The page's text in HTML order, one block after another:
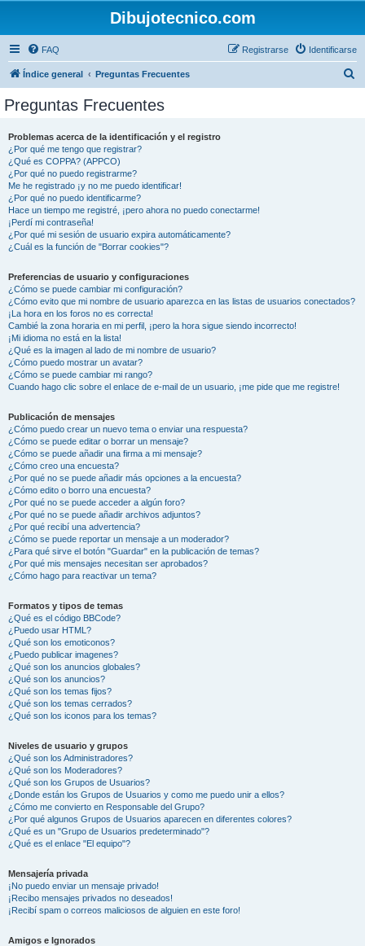
Dibujotecnico.com
FAQ Identificarse
Registrarse
Índice general Preguntas Frecuentes
Preguntas Frecuentes
Problemas acerca de la identificación y el registro
¿Por qué me tengo que registrar?
¿Qué es COPPA? (APPCO)
¿Por qué no puedo registrarme?
Me he registrado ¡y no me puedo identificar!
¿Por qué no puedo identificarme?
Hace un tiempo me registré, ¡pero ahora no puedo conectarme!
¡Perdí mi contraseña!
¿Por qué mi sesión de usuario expira automáticamente?
¿Cuál es la función de "Borrar cookies"?
Preferencias de usuario y configuraciones
¿Cómo se puede cambiar mi configuración?
¿Cómo evito que mi nombre de usuario aparezca en las listas de usuarios conectados?
¡La hora en los foros no es correcta!
Cambié la zona horaria en mi perfil, ¡pero la hora sigue siendo incorrecto!
¡Mi idioma no está en la lista!
¿Qué es la imagen al lado de mi nombre de usuario?
¿Cómo puedo mostrar un avatar?
¿Cómo se puede cambiar mi rango?
Cuando hago clic sobre el enlace de e-mail de un usuario, ¡me pide que me registre!
Publicación de mensajes
¿Cómo puedo crear un nuevo tema o enviar una respuesta?
¿Cómo se puede editar o borrar un mensaje?
¿Cómo se puede añadir una firma a mi mensaje?
¿Cómo creo una encuesta?
¿Por qué no se puede añadir más opciones a la encuesta?
¿Cómo edito o borro una encuesta?
¿Por qué no se puede acceder a algún foro?
¿Por qué no se puede añadir archivos adjuntos?
¿Por qué recibí una advertencia?
¿Cómo se puede reportar un mensaje a un moderador?
¿Para qué sirve el botón "Guardar" en la publicación de temas?
¿Por qué mis mensajes necesitan ser aprobados?
¿Cómo hago para reactivar un tema?
Formatos y tipos de temas
¿Qué es el código BBCode?
¿Puedo usar HTML?
¿Qué son los emoticonos?
¿Puedo publicar imagenes?
¿Qué son los anuncios globales?
¿Qué son los anuncios?
¿Qué son los temas fijos?
¿Qué son los temas cerrados?
¿Qué son los iconos para los temas?
Niveles de usuario y grupos
¿Qué son los Administradores?
¿Qué son los Moderadores?
¿Qué son los Grupos de Usuarios?
¿Donde están los Grupos de Usuarios y como me puedo unir a ellos?
¿Cómo me convierto en Responsable del Grupo?
¿Por qué algunos Grupos de Usuarios aparecen en diferentes colores?
¿Qué es un "Grupo de Usuarios predeterminado"?
¿Qué es el enlace "El equipo"?
Mensajería privada
¡No puedo enviar un mensaje privado!
¡Recibo mensajes privados no deseados!
¡Recibí spam o correos maliciosos de alguien en este foro!
Amigos e Ignorados